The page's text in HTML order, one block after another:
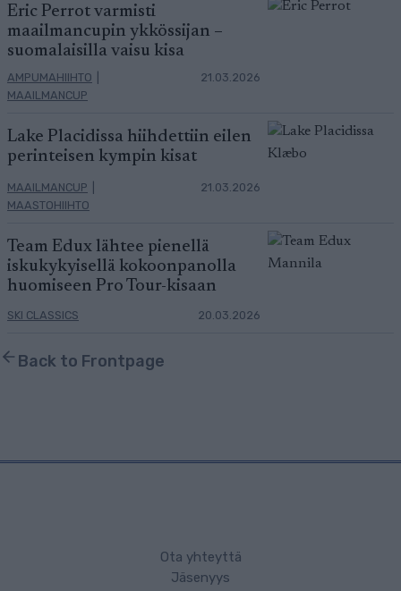
Eric Perrot varmisti
maailmancupin ykkössijan –
suomalaisilla vaisu kisa
AMPUMAHIIHTO
MAAILMANCUP
21.03.2026
Lake Placidissa hiihdettiin eilen
perinteisen kympin kisat
MAAILMANCUP
MAASTOHIIHTO
21.03.2026
Team Edux lähtee pienellä
iskukykyisellä kokoonpanolla
huomiseen Pro Tour-kisaan
SKI CLASSICS 20.03.2026
Back to Frontpage
Ota yhteyttä
Jäsenyys